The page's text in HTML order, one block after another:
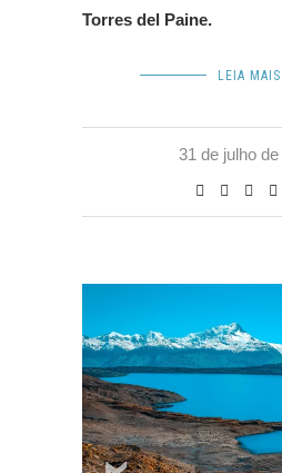
Torres del Paine.
LEIA MAIS
31 de julho